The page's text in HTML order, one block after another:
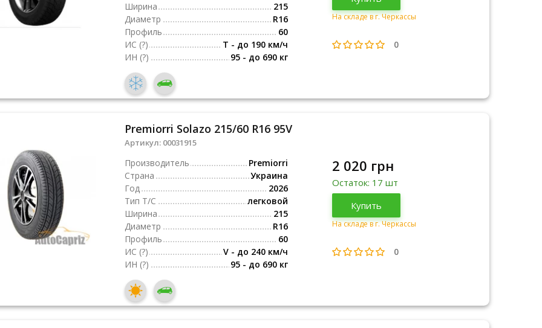
Ширина
215
Диаметр
R16
Профиль
60
ИС (?)
T - до 190 км/ч
ИН (?) 95 - до 690 кг
2025
На складе в г. Черкассы
0
Premiorri Solazo 215/60 R16 95V
Артикул: 00031915
Производитель
Premiorri
Страна
Украина
Год
2026
Тип Т/С
легковой
Ширина
215
Диаметр
R16
Профиль
60
ИС (?)
V - до 240 км/ч
ИН (?) 95 - до 690 кг
Украина
2026
2 020 грн
Остаток: 17 шт
Купить
На складе в г. Черкассы
0